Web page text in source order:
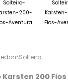
Solteiro
Karsten 200